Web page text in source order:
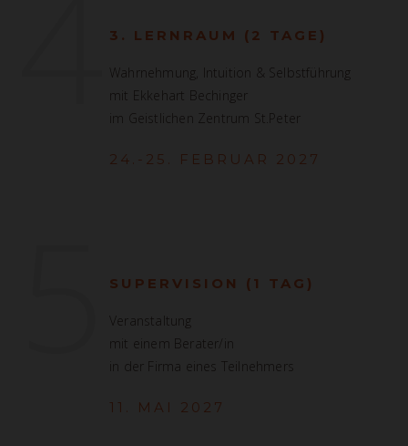
3. LERNRAUM (2 TAGE)
Wahrnehmung, Intuition & Selbstführung
mit Ekkehart Bechinger
im Geistlichen Zentrum St.Peter
24.-25. FEBRUAR 2027
SUPERVISION (1 TAG)
Veranstaltung
mit einem Berater/in
in der Firma eines Teilnehmers
11. MAI 2027